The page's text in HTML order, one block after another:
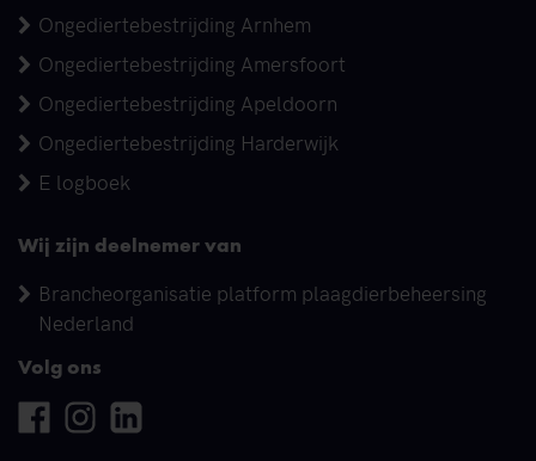
Ongediertebestrijding Arnhem
Ongediertebestrijding Amersfoort
Ongediertebestrijding Apeldoorn
Ongediertebestrijding Harderwijk
E logboek
Wij zijn deelnemer van
Brancheorganisatie platform plaagdierbeheersing
Nederland
Volg ons
Facebook
InstagramLinkedin